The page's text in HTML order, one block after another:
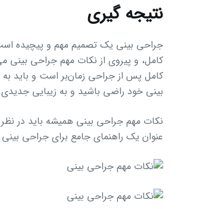
نتیجه گیری
جراحی بینی یک تصمیم مهم و پیچیده است
کامل، و پیروی از نکات مهم جراحی بینی
کامل پس از جراحی زمان‌بر است و باید
بینی خود راضی باشید و به زیبایی
نکات مهم جراحی بینی همیشه باید در
عنوان یک راهنمای جامع برای جراحی بینی